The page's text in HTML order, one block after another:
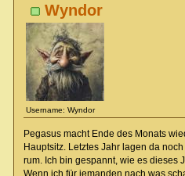
Wyndor
Username: Wyndor
Pegasus macht Ende des Monats
Hauptsitz. Letztes Jahr lagen da
rum. Ich bin gespannt, wie es dieses